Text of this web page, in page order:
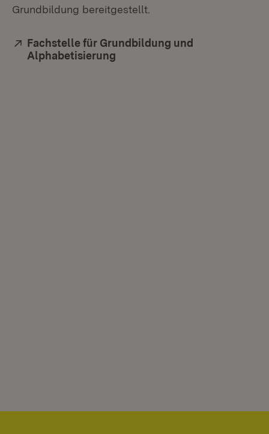
Grundbildung bereitgestellt.
Extern:
Fachstelle für Grundbildung und
Alphabetisierung